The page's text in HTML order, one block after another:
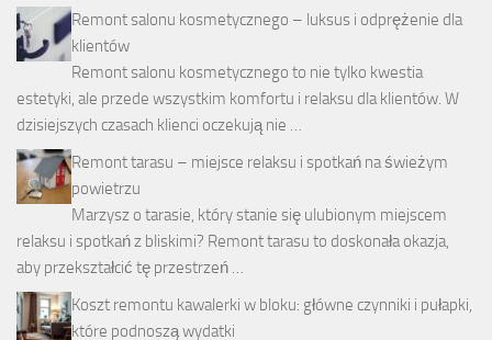
Remont salonu kosmetycznego – luksus i odprężenie dla
klientów
Remont salonu kosmetycznego to nie tylko kwestia
estetyki, ale przede wszystkim komfortu i relaksu dla klientów. W
dzisiejszych czasach klienci oczekują nie …
Remont tarasu – miejsce relaksu i spotkań na świeżym
powietrzu
Marzysz o tarasie, który stanie się ulubionym miejscem
relaksu i spotkań z bliskimi? Remont tarasu to doskonała okazja,
aby przekształcić tę przestrzeń …
Koszt remontu kawalerki w bloku: główne czynniki i pułapki,
które podnoszą wydatki